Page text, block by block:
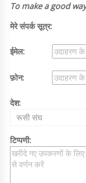
To make a good
मेरे संपर्क सूत्र:
ईमेल:
फ़ोन:
देश:
रूसी संघ
टिप्पणी: